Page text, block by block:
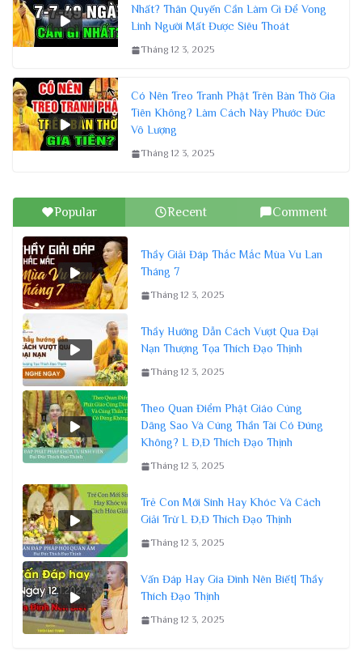
Nhất? Thân Quyến Cần Làm Gì Để Vong
Linh Người Mất Được Siêu Thoát
Tháng 12 3, 2025
Có Nên Treo Tranh Phật Trên Bàn Thờ Gia
Tiên Không? Làm Cách Này Phước Đức
Vô Lượng
Tháng 12 3, 2025
Popular Recent Comment
Thầy Giải Đáp Thắc Mắc Mùa Vu Lan
Tháng 7
Tháng 12 3, 2025
Thầy Hướng Dẫn Cách Vượt Qua Đại
Nạn Thượng Tọa Thích Đạo Thịnh
Tháng 12 3, 2025
Theo Quan Điểm Phật Giáo Cúng
Dâng Sao Và Cúng Thần Tài Có Đúng
Không? L Đ,Đ Thích Đạo Thịnh
Tháng 12 3, 2025
Trẻ Con Mới Sinh Hay Khóc Và Cách
Giải Trừ L Đ,Đ Thích Đạo Thịnh
Tháng 12 3, 2025
Vấn Đáp Hay Gia Đình Nên Biết| Thầy
Thích Đạo Thịnh
Tháng 12 3, 2025